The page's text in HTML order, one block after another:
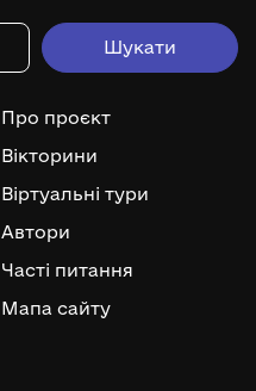
Про проєкт
Вікторини
Віртуальні тури
Автори
Часті питання
Мапа сайту